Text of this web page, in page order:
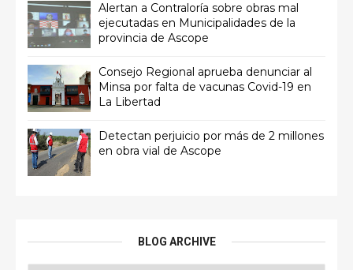
Alertan a Contraloría sobre obras mal
ejecutadas en Municipalidades de la
provincia de Ascope
Consejo Regional aprueba denunciar al
Minsa por falta de vacunas Covid-19 en
La Libertad
Detectan perjuicio por más de 2 millones
en obra vial de Ascope
BLOG ARCHIVE